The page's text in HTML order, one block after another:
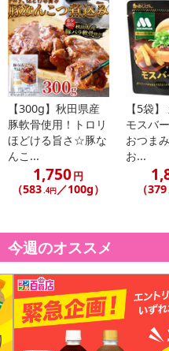
記載されている内容を必ずご確
にご納得いただきましたうえ
※パッケージ変更や商品リニュ
参考の掲載画像や画像内のバー
る場合がございます。
また、[新たな加工食品の原料
了により、商品詳細内に記載の
合がございます。
あらかじめご了承いただいた上
によるお申込み後のキャンセ
※d払い、PayPay、au PAY、au
ンクまとめて支払い、楽天ペ
Payでお支払いの場合、決済の
※予約商品は決済手段ごとに定
了することがございます。ご了
【300g】秋田県産
豚軟骨使用！トロリ
ほどける旨さ☆豚な
んこ...
1,750円
（583.4円／100g）
【5袋
モスバ
おつま
お...
（379
今週のオススメ